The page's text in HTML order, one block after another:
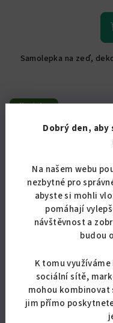
Dobrý den, aby
Na našem webu
nezbytné pro
abyste si mohli
pomáhají
návštěvnost a
budou
K tomu
sociální sítě,
mohou
jim přímo
Samolepka na zeď,
Novinka
Samolepka